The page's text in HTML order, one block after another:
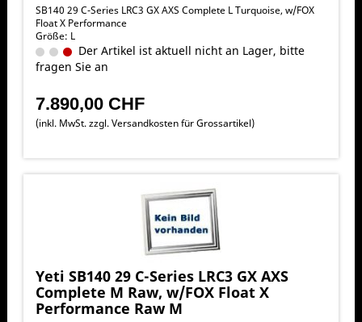
SB140 29 C-Series LRC3 GX AXS Complete L Turquoise, w/FOX
Float X Performance
Größe: L
Der Artikel ist aktuell nicht an Lager, bitte
fragen Sie an
7.890,00 CHF
(inkl. MwSt. zzgl.Versandkosten für Grossartikel)
Yeti SB140 29 C-Series LRC3 GX AXS
Complete M Raw, w/FOX Float X
Performance Raw M